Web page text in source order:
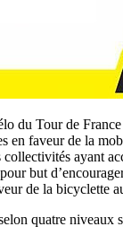
du Tour de France
en faveur de la
collectivités ayant
but
de la bicyclette
quatre niveaux